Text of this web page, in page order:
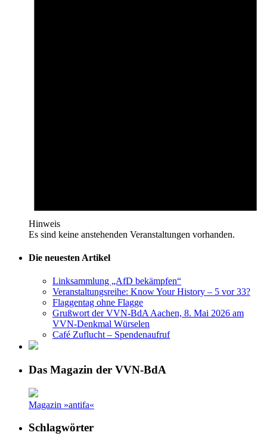
Hinweis
Es sind keine anstehenden Veranstaltungen vorhanden.
Die neuesten Artikel
Linksammlung „AfD bekämpfen“
Veranstaltungsreihe: Know Your History – 5 vor 33?
Flaggentag ohne Flagge
Grußwort der VVN-BdA Aachen, 8. Mai 2026 am
VVN-Denkmal Würselen
Café Zuflucht – Spendenaufruf
Das Magazin der VVN-BdA
Magazin »antifa«
Schlagwörter